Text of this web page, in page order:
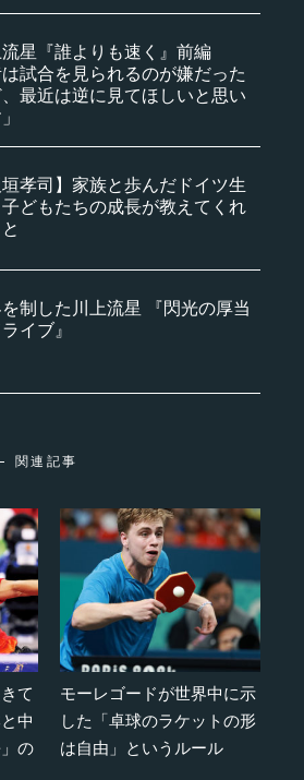
流星『誰よりも速く』前編
は試合を見られるのが嫌だった
最近は逆に見てほしいと思い
垣孝司】家族と歩んだドイツ生
どもたちの成長が教えてくれ
制した川上流星 『閃光の厚当
イブ』
関連記事
て
中
の
モーレゴードが世界中に示
した「卓球のラケットの形
は自由」というルール